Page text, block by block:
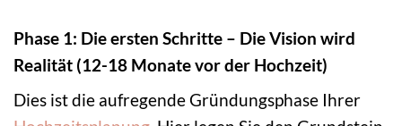
Phase 1: Die ersten Schritte – Die Vision wird
Realität (12-18 Monate vor der Hochzeit)
Dies ist die aufregende Gründungsphase Ihrer